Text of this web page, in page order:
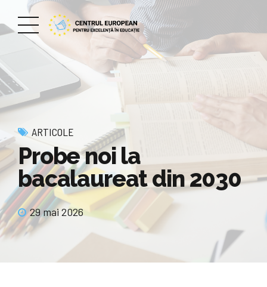
ARTICOLE
Probe noi la
bacalaureat din 2030
29 mai 2026